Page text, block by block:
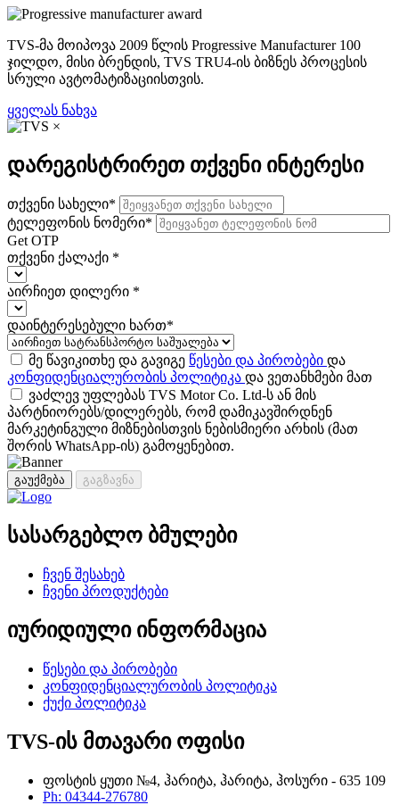
TVS-მა მოიპოვა 2009 წლის Progressive Manufacturer 100
ჯილდო, მისი ბრენდის, TVS TRU4-ის ბიზნეს პროცესის
სრული ავტომატიზაციისთვის.
ყველას ნახვა
×
დარეგისტრირეთ თქვენი ინტერესი
თქვენი სახელი*
ტელეფონის ნომერი*
Get OTP
თქვენი ქალაქი *
აირჩიეთ დილერი *
დაინტერესებული ხართ*
მე წავიკითხე და გავიგე წესები და პირობები და
კონფიდენციალურობის პოლიტიკა და ვეთანხმები მათ
ვაძლევ უფლებას TVS Motor Co. Ltd-ს ან მის
პარტნიორებს/დილერებს, რომ დამიკავშირდნენ
მარკეტინგული მიზნებისთვის ნებისმიერი არხის (მათ
შორის WhatsApp-ის) გამოყენებით.
გაუქმება გაგზავნა
სასარგებლო ბმულები
ჩვენ შესახებ
ჩვენი პროდუქტები
იურიდიული ინფორმაცია
წესები და პირობები
კონფიდენციალურობის პოლიტიკა
ქუქი პოლიტიკა
TVS-ის მთავარი ოფისი
ფოსტის ყუთი №4, ჰარიტა, ჰარიტა, ჰოსური - 635 109
Ph: 04344-276780